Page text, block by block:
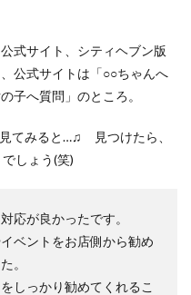
式サイト、シティヘブン版
公式サイトは「○○ちゃんへ
子へ質問」のところ。
てみると…♫ 見つけたら、
しょう(笑)
応が良かったです。
ベントをお店側から勧め
。
しっかり勧めてくれるこ